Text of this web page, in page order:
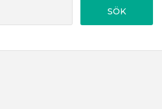
SÖK